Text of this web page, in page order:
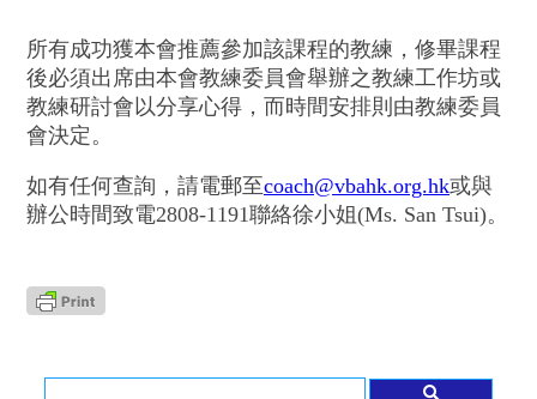
所有成功獲本會推薦參加該課程的教練，修畢課程
後必須出席由本會教練委員會舉辦之教練工作坊或
教練研討會以分享心得，而時間安排則由教練委員
會決定。
如有任何查詢，請電郵至coach@vbahk.org.hk或與
辦公時間致電2808-1191聯絡徐小姐(Ms. San Tsui)。